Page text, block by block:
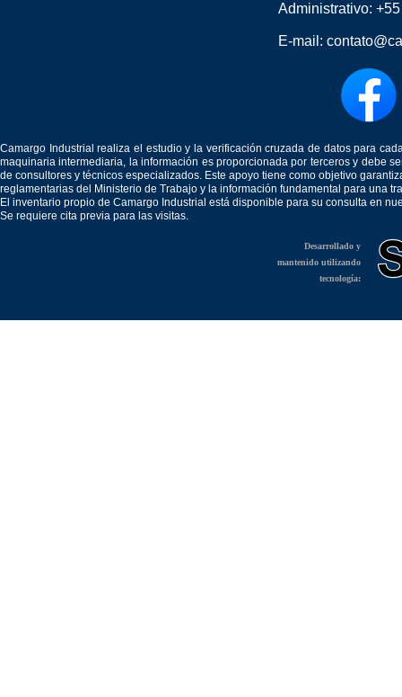
Administrativo:
E-mail:
Camargo Industrial realiza el estudio y la verificación cruzada de datos para
maquinaria intermediaria, la información es proporcionada por terceros y debe
de consultores y técnicos especializados. Este apoyo tiene como objetivo
reglamentarias del Ministerio de Trabajo y la información fundamental para una
El inventario propio de Camargo Industrial está disponible para su consulta en
Se requiere cita previa para las visitas.
Desarrollado y
mantenido utilizando
tecnología: